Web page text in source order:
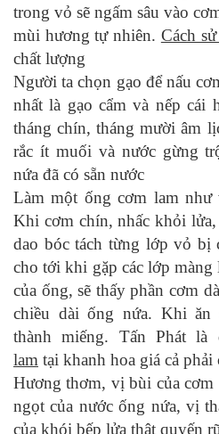
trong vỏ sẽ ngấm sâu vào
mùi hương tự nhiên. Cách
chất lượng
Người ta chọn gạo để nấu
nhất là gạo cẩm và nếp cái
tháng chín, tháng mười âm
rắc ít muối và nước gừng
nứa đã có sẵn nước
Làm một ống cơm lam như
Khi cơm chín, nhấc khỏi
dao bóc tách từng lớp vỏ bị
cho tới khi gặp các lớp màng
của ống, sẽ thấy phần cơm
chiều dài ống nứa. Khi
thành miếng. Tấn Phát
lam tại khanh hoa giá cả phải
Hương thơm, vị bùi của
ngọt của nước ống nứa, vị
của khói bếp lửa thật quyến